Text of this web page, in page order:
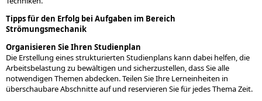
Tipps für den Erfolg bei Aufgaben im Bereich
Strömungsmechanik
Organisieren Sie Ihren Studienplan
Die Erstellung eines strukturierten Studienplans kann dabei helfen, die
Arbeitsbelastung zu bewältigen und sicherzustellen, dass Sie alle
notwendigen Themen abdecken. Teilen Sie Ihre Lerneinheiten in
überschaubare Abschnitte auf und reservieren Sie für jedes Thema Zeit.